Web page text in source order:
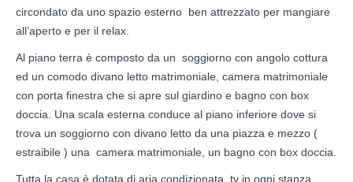
circondato da uno spazio esterno ben attrezzato per mangiare
all’aperto e per il relax.
Al piano terra è composto da un soggiorno con angolo cottura
ed un comodo divano letto matrimoniale, camera matrimoniale
con porta finestra che si apre sul giardino e bagno con box
doccia. Una scala esterna conduce al piano inferiore dove si
trova un soggiorno con divano letto da una piazza e mezzo (
estraibile ) una camera matrimoniale, un bagno con box doccia.
Tutta la casa è dotata di aria condizionata, tv in ogni stanza,